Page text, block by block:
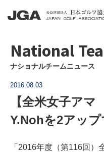
National
ナショナルチームニュース
2016.08.03
【全米女子ア
Y.Nohを2アップ
「2016年度（第116回）